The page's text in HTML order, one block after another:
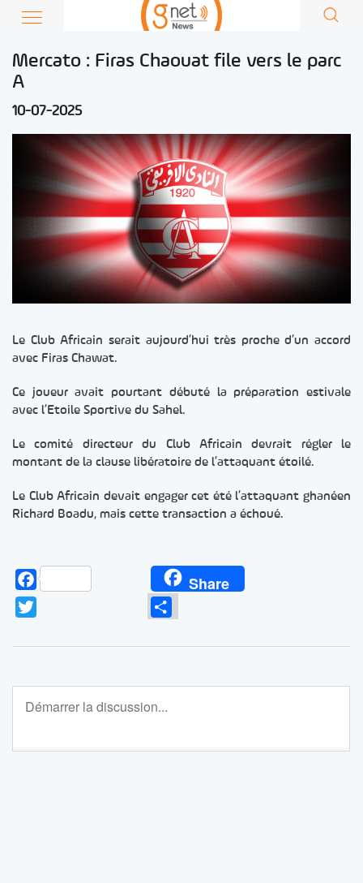
Mercato : Firas Chaouat file vers le parc
A
10-07-2025
Le Club Africain serait aujourd’hui très proche d’un accord
avec Firas Chawat.
Ce joueur avait pourtant débuté la préparation estivale
avec l’Etoile Sportive du Sahel.
Le comité directeur du Club Africain devrait régler le
montant de la clause libératoire de l’attaquant étoilé.
Le Club Africain devait engager cet été l’attaquant ghanéen
Richard Boadu, mais cette transaction a échoué.
Facebook Share